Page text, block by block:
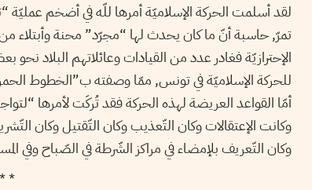
لقد أسلمت الحركة الإسلاميّة أمرها للّه في أضخم
تمرّ, حاسبة أنّ ما كان يحدث لها “مجرّد” محنة وأبتلاء
الإحترازيّة فغادر عدد من القيادات وعائلاتهم البلاد نحو
للحركة الإسلاميّة في تونس, ممّا وصفته ب”الخطوط
أمّا القواعد العريضة لهذه الحركة فقد تُركَت لأمرها
وكانت الإعتقالات وكان التّعذيب وكان التّقتيل وكان
وكان التّعريف بلإمضاء في مراكز الشّرطة في الصّباح وفي
*